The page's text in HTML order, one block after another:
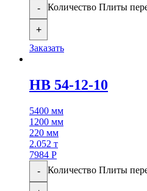
-
Количество Плиты
+
Заказать
НВ 54-12-10
5400 мм
1200 мм
220 мм
2.052 т
7984 Р
-
Количество Плиты